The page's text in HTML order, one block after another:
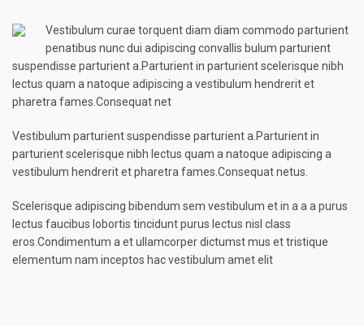
Vestibulum curae torquent diam diam commodo parturient
penatibus nunc dui adipiscing convallis bulum parturient
suspendisse parturient a.Parturient in parturient scelerisque nibh
lectus quam a natoque adipiscing a vestibulum hendrerit et
pharetra fames.Consequat net
Vestibulum parturient suspendisse parturient a.Parturient in
parturient scelerisque nibh lectus quam a natoque adipiscing a
vestibulum hendrerit et pharetra fames.Consequat netus.
Scelerisque adipiscing bibendum sem vestibulum et in a a a purus
lectus faucibus lobortis tincidunt purus lectus nisl class
eros.Condimentum a et ullamcorper dictumst mus et tristique
elementum nam inceptos hac vestibulum amet elit